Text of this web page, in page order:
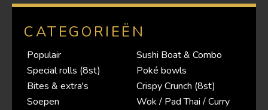
CATEGORIEËN
Populair
Sushi Boat & Combo
Special rolls (8st)
Poké bowls
Bites & extra's
Crispy Crunch (8st)
Soepen
Wok / Pad Thai / Curry